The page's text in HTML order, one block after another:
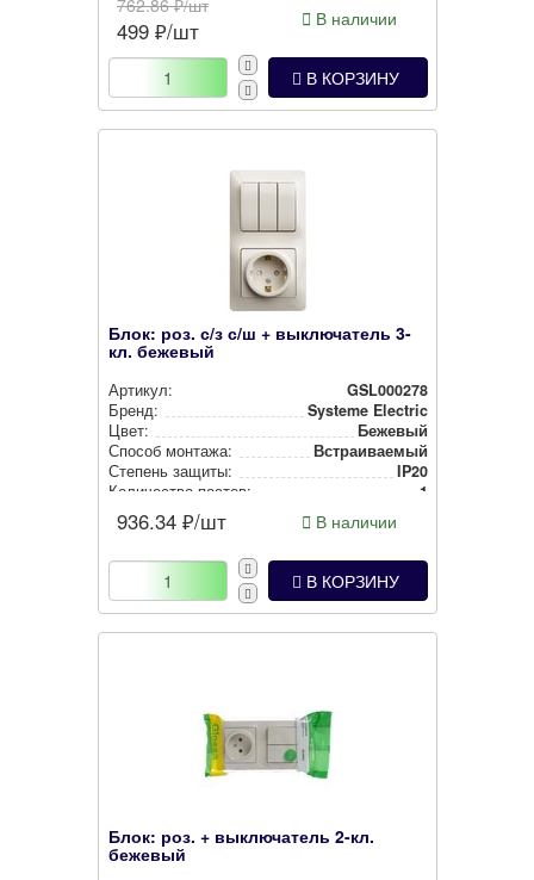
762.86₽/шт
499 ₽/шт В наличии
В КОРЗИНУ
Блок: роз. с/з с/ш + выключатель 3-
кл. бежевый
Артикул:
GSL000278
Бренд:
Systeme Electric
Цвет:
Бежевый
Способ монтажа:
Встра­ива­емый
Степень защиты:
IP20
Количество постов:
1
936.34 ₽/шт В наличии
В КОРЗИНУ
Блок: роз. + выключатель 2-кл.
бежевый